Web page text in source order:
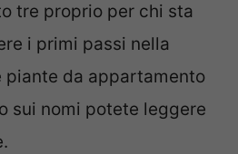
tre proprio per chi sta
i primi passi nella
piante da appartamento
sui nomi potete leggere